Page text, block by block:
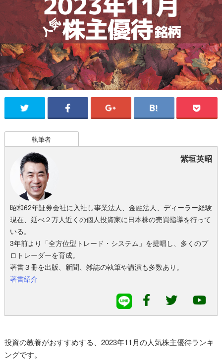
執筆者
紫垣英昭
昭和62年証券会社に入社し事業法人、金融法人、ディーラー経験
現在、延べ２万人近くの個人投資家に日本株の売買指導を行って
いる。
3年前より「全方位型トレード・システム」を提唱し、多くのプ
ロトレーダーを育成。
著書３冊を出版、新聞、雑誌の執筆や講演も多数あり。
著書紹介
投資の教養がおすすめする、2023年11月の人気株主優待ランキ
ングです。